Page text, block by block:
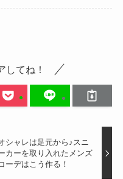
してね！
シャレは足元から♪スニ
カーを取り入れたメンズ
ーデはこう作る！